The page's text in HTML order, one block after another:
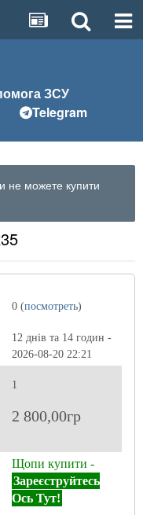
ЗСУ
Telegram
не можете купити
0 (посмотреть)
12 днів та 14 годин -
2026-08-20 22:21
1
2 800,00гр
Щопи купити -
Зареєструйтесь
Ось Тут!